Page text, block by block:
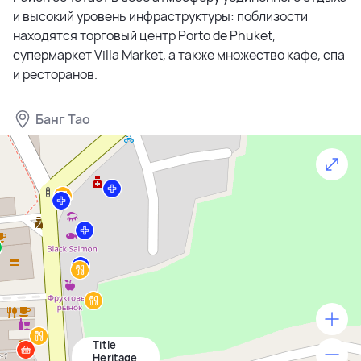
и высокий уровень инфраструктуры: поблизости
находятся торговый центр Porto de Phuket,
супермаркет Villa Market, а также множество кафе, спа
и ресторанов.
Банг Тао
Title
Heritage
500 м